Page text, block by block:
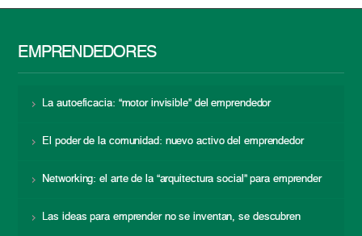
EMPRENDEDORES
La autoeficacia: “motor invisible” del emprendedor
El poder de la comunidad: nuevo activo del emprendedor
Networking: el arte de la “arquitectura social” para emprender
Las ideas para emprender no se inventan, se descubren